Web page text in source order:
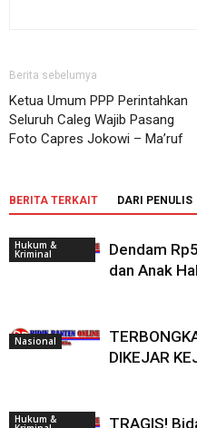
Berita sebelumya
Ketua Umum PPP Perintahkan
Seluruh Caleg Wajib Pasang
Foto Capres Jokowi – Ma’ruf
BERITA TERKAIT DARI PENULIS
Hukum &
Kriminal
Dendam
dan Anak
Nasional
DIKEJAR
Hukum & TRAGIS!